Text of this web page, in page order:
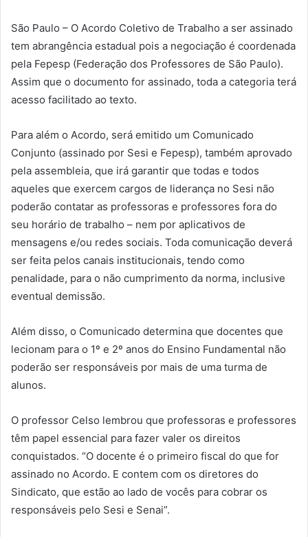
São Paulo – O Acordo Coletivo de Trabalho a ser assinado
tem abrangência estadual pois a negociação é coordenada
pela Fepesp (Federação dos Professores de São Paulo).
Assim que o documento for assinado, toda a categoria terá
acesso facilitado ao texto.
Para além o Acordo, será emitido um Comunicado
Conjunto (assinado por Sesi e Fepesp), também aprovado
pela assembleia, que irá garantir que todas e todos
aqueles que exercem cargos de liderança no Sesi não
poderão contatar as professoras e professores fora do
seu horário de trabalho – nem por aplicativos de
mensagens e/ou redes sociais. Toda comunicação deverá
ser feita pelos canais institucionais, tendo como
penalidade, para o não cumprimento da norma, inclusive
eventual demissão.
Além disso, o Comunicado determina que docentes que
lecionam para o 1º e 2º anos do Ensino Fundamental não
poderão ser responsáveis por mais de uma turma de
alunos.
O professor Celso lembrou que professoras e professores
têm papel essencial para fazer valer os direitos
conquistados. “O docente é o primeiro fiscal do que for
assinado no Acordo. E contem com os diretores do
Sindicato, que estão ao lado de vocês para cobrar os
responsáveis pelo Sesi e Senai”.